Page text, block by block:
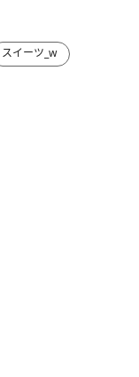
スイーツ_w